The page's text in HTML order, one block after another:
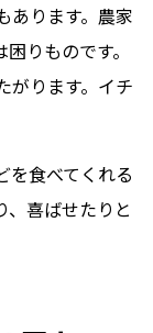
あります。農家
りものです。
がります。イチ
を食べてくれる
、喜ばせたりと